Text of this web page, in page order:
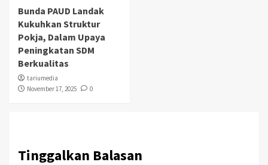
Bunda PAUD Landak
Kukuhkan Struktur
Pokja, Dalam Upaya
Peningkatan SDM
Berkualitas
tariumedia
November 17, 2025
0
Tinggalkan Balasan